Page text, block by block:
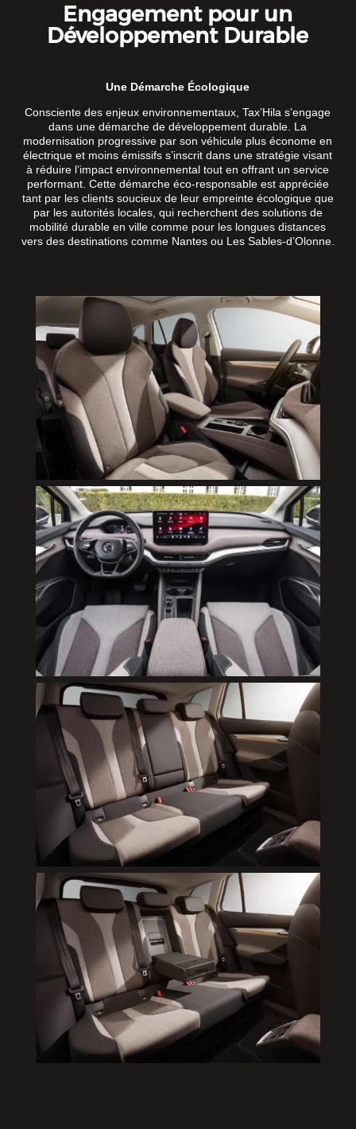
Engagement pour un
Développement Durable
Une Démarche Écologique
Consciente des enjeux environnementaux, Tax’Hila s’engage
dans une démarche de développement durable. La
modernisation progressive par son véhicule plus économe en
électrique et moins émissifs s’inscrit dans une stratégie visant
à réduire l’impact environnemental tout en offrant un service
performant. Cette démarche éco-responsable est appréciée
tant par les clients soucieux de leur empreinte écologique que
par les autorités locales, qui recherchent des solutions de
mobilité durable en ville comme pour les longues distances
vers des destinations comme Nantes ou Les Sables-d’Olonne.